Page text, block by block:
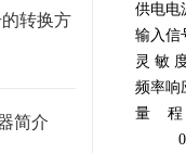
转换方
简介
供电电
输入信
灵 敏
频率响
量 程
0-